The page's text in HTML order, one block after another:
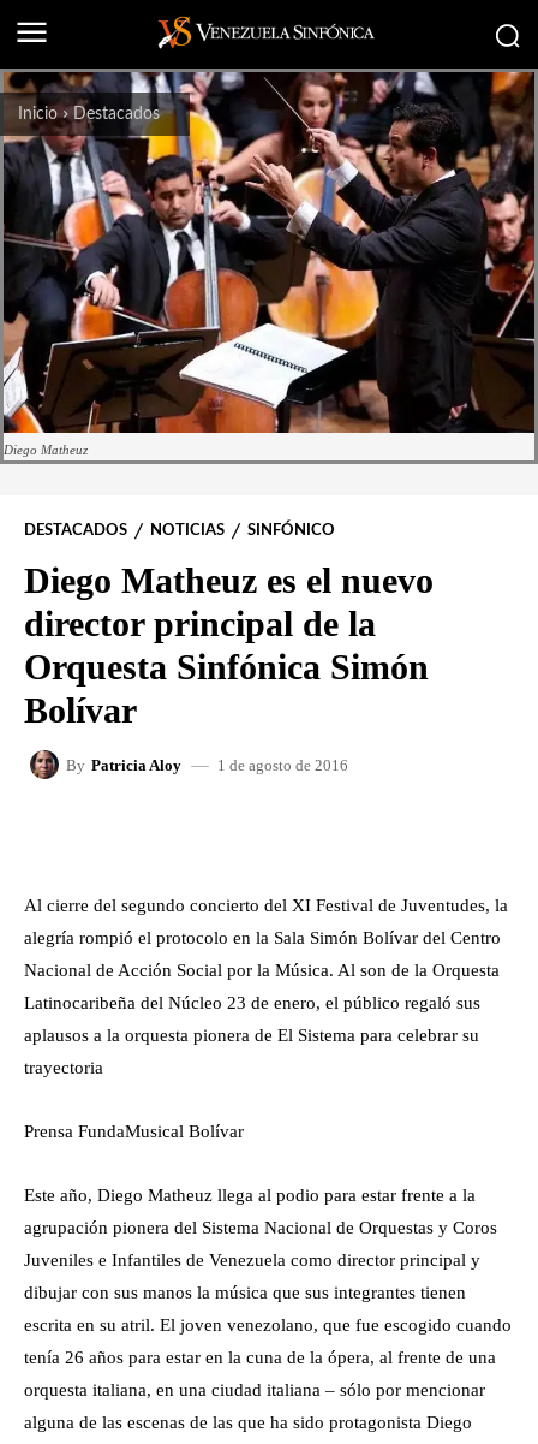
Inicio Destacados
Diego Matheuz
DESTACADOS NOTICIAS SINFÓNICO
Diego Matheuz es el nuevo
director principal de la
Orquesta Sinfónica Simón
Bolívar
By Patricia Aloy 1 de agosto de 2016
Al cierre del segundo concierto del XI Festival de Juventudes, la
alegría rompió el protocolo en la Sala Simón Bolívar del Centro
Nacional de Acción Social por la Música. Al son de la Orquesta
Latinocaribeña del Núcleo 23 de enero, el público regaló sus
aplausos a la orquesta pionera de El Sistema para celebrar su
trayectoria
Prensa FundaMusical Bolívar
Este año, Diego Matheuz llega al podio para estar frente a la
agrupación pionera del Sistema Nacional de Orquestas y Coros
Juveniles e Infantiles de Venezuela como director principal y
dibujar con sus manos la música que sus integrantes tienen
escrita en su atril. El joven venezolano, que fue escogido cuando
tenía 26 años para estar en la cuna de la ópera, al frente de una
orquesta italiana, en una ciudad italiana – sólo por mencionar
alguna de las escenas de las que ha sido protagonista Diego